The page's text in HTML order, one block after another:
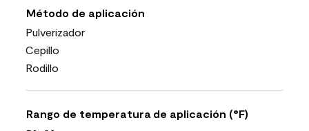
Método de aplicación
Pulverizador
Cepillo
Rodillo
Rango de temperatura de aplicación (°F)